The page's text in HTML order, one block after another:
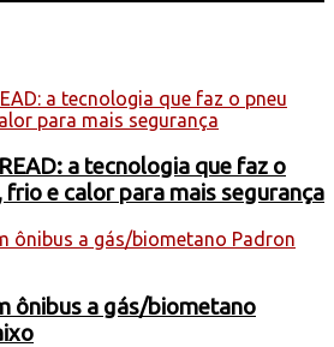
a tecnologia que faz o
frio e calor para mais segurança
ônibus a gás/biometano